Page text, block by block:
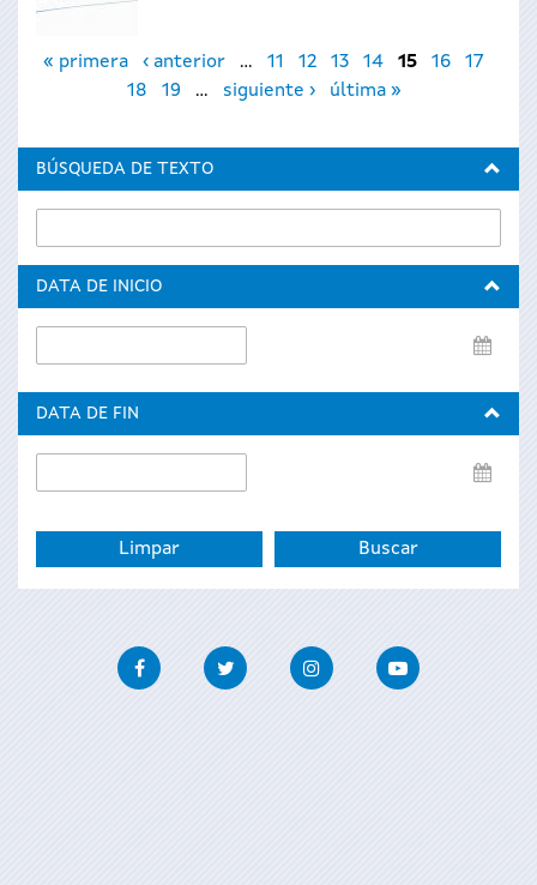
Páginas
« primera ‹ anterior … 11 12 13 14 15 16
17
18
19 … siguiente › última »
BÚSQUEDA DE TEXTO
DATA DE INICIO
de
DATA DE FIN
de
FacebookTwitter InstagramYoutube